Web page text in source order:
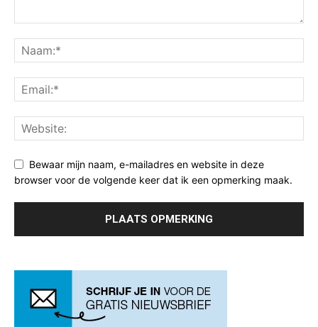
Bewaar mijn naam, e-mailadres en website in deze
browser voor de volgende keer dat ik een opmerking maak.